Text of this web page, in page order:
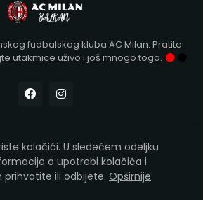
fudbalskog kluba AC Milan. Pratite
utakmice uživo i još mnogo toga.
Kollár | Copyright 2012-2026AC Milan
Balkan
kolačići. U sledećem odeljku
o upotrebi kolačića i
ili odbijete. Opširnije